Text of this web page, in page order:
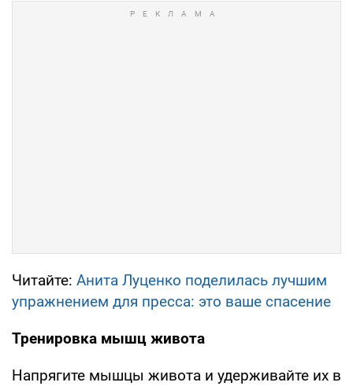
Читайте: Анита Луценко поделилась лучшим
упражнением для пресса: это ваше спасение
Тренировка мышц живота
Напрягите мышцы живота и удерживайте их в